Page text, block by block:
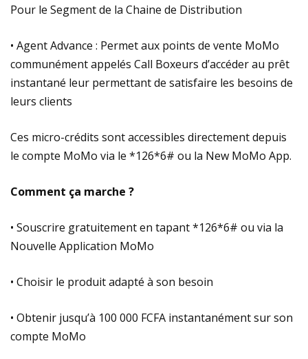
Pour le Segment de la Chaine de Distribution
• Agent Advance : Permet aux points de vente MoMo
communément appelés Call Boxeurs d’accéder au prêt
instantané leur permettant de satisfaire les besoins de
leurs clients
Ces micro-crédits sont accessibles directement depuis
le compte MoMo via le *126*6# ou la New MoMo App.
Comment ça marche ?
• Souscrire gratuitement en tapant *126*6# ou via la
Nouvelle Application MoMo
• Choisir le produit adapté à son besoin
• Obtenir jusqu’à 100 000 FCFA instantanément sur son
compte MoMo